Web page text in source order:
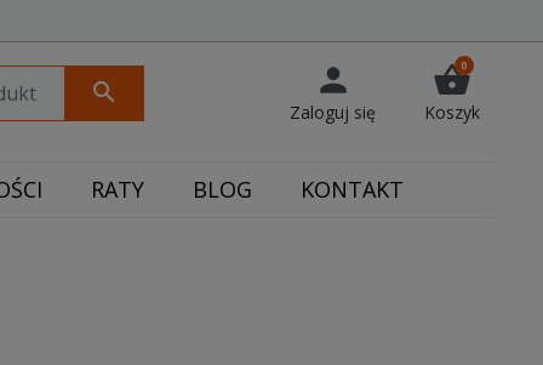
search person
Zaloguj się
shopping_basket
0
Koszyk
RATY BLOG KONTAKT